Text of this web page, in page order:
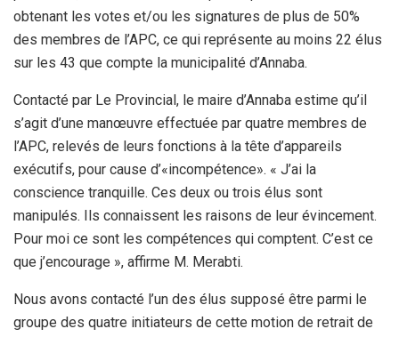
obtenant les votes et/ou les signatures de plus de 50%
des membres de l’APC, ce qui représente au moins 22 élus
sur les 43 que compte la municipalité d’Annaba.
Contacté par Le Provincial, le maire d’Annaba estime qu’il
s’agit d’une manœuvre effectuée par quatre membres de
l’APC, relevés de leurs fonctions à la tête d’appareils
exécutifs, pour cause d’«incompétence». « J’ai la
conscience tranquille. Ces deux ou trois élus sont
manipulés. Ils connaissent les raisons de leur évincement.
Pour moi ce sont les compétences qui comptent. C’est ce
que j’encourage », affirme M. Merabti.
Nous avons contacté l’un des élus supposé être parmi le
groupe des quatre initiateurs de cette motion de retrait de